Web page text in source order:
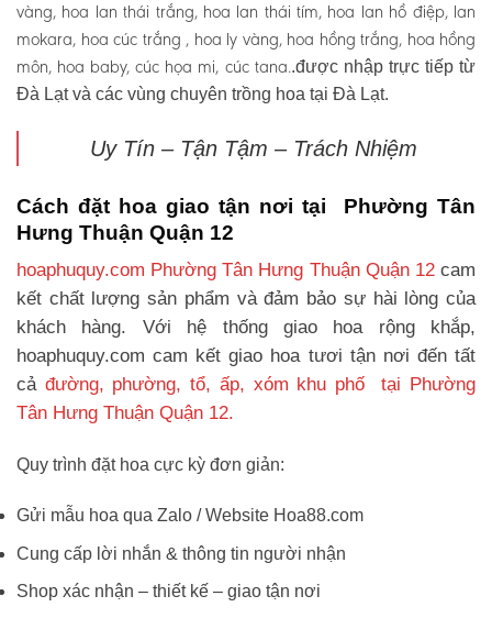
vàng, hoa lan thái trắng, hoa lan thái tím, hoa lan hồ điệp, lan
mokara, hoa cúc trắng , hoa ly vàng, hoa hồng trắng, hoa hồng
môn, hoa baby, cúc họa mi, cúc tana..được nhập trực tiếp từ
Đà Lạt và các vùng chuyên trồng hoa tại Đà Lạt.
Uy Tín – Tận Tậm – Trách Nhiệm
Cách đặt hoa giao tận nơi tại Phường Tân
Hưng Thuận Quận 12
hoaphuquy.com Phường Tân Hưng Thuận Quận 12cam
kết chất lượng sản phẩm và đảm bảo sự hài lòng của
khách hàng. Với hệ thống giao hoa rộng khắp,
hoaphuquy.com cam kết giao hoa tươi tận nơi đến tất
cả đường, phường, tổ, ấp, xóm khu phố tại Phường
Tân Hưng Thuận Quận 12.
Quy trình đặt hoa cực kỳ đơn giản:
Gửi mẫu hoa qua Zalo / Website Hoa88.com
Cung cấp lời nhắn & thông tin người nhận
Shop xác nhận – thiết kế – giao tận nơi